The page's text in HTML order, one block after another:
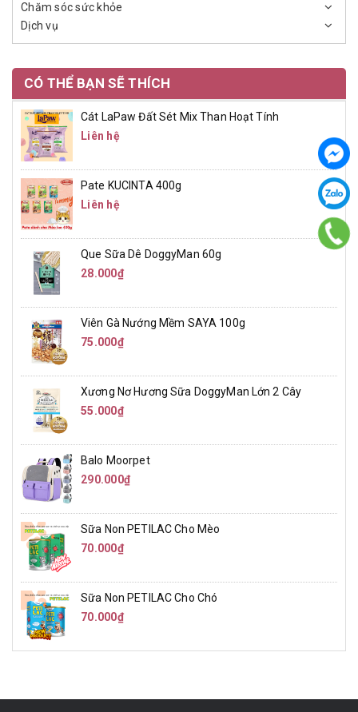
Chăm sóc sức khỏe
Dịch vụ
CÓ THỂ BẠN SẼ THÍCH
Cát LaPaw Đất Sét Mix Than Hoạt Tính
Liên hệ
Pate KUCINTA 400g
Liên hệ
Que Sữa Dê DoggyMan 60g
28.000₫
Viên Gà Nướng Mềm SAYA 100g
75.000₫
Xương Nơ Hương Sữa DoggyMan Lớn 2 Cây
55.000₫
Balo Moorpet
290.000₫
Sữa Non PETILAC Cho Mèo
70.000₫
Sữa Non PETILAC Cho Chó
70.000₫